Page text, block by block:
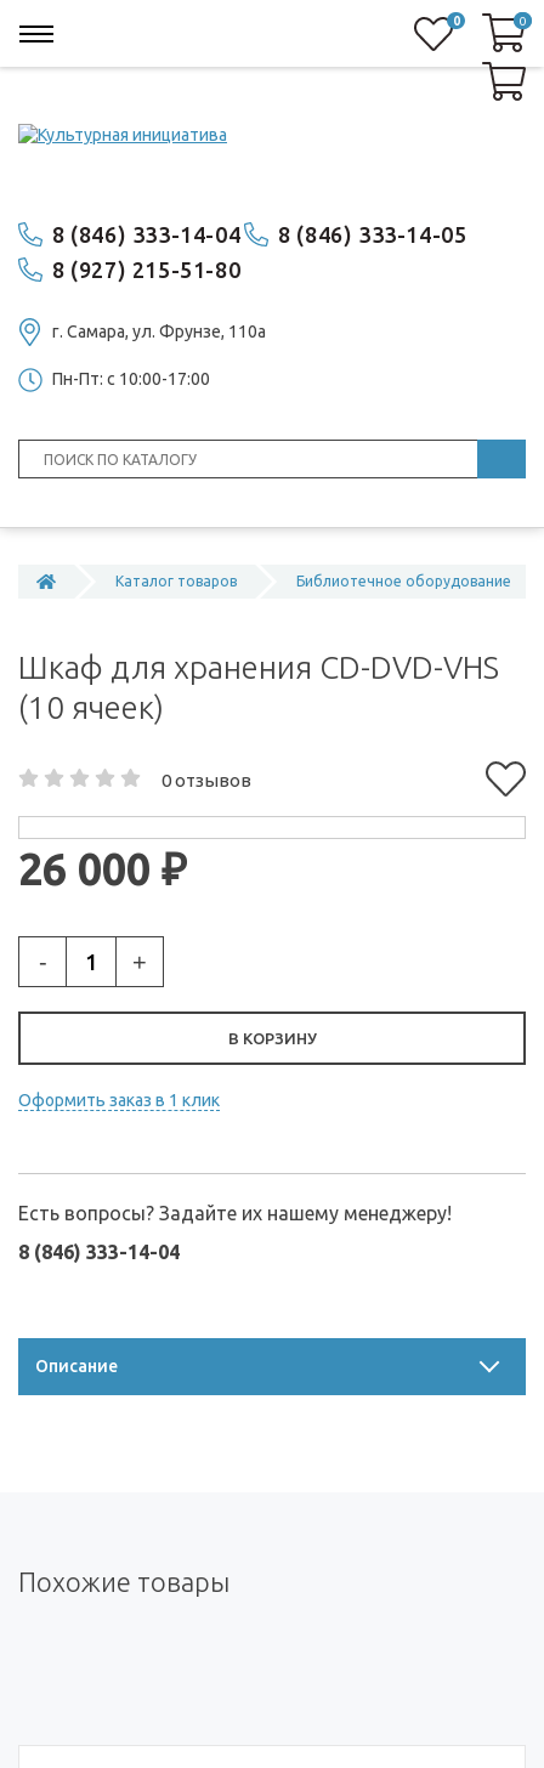
8 (846) 333-14-04
8 (846) 333-14-05
8 (927) 215-51-80
г. Самара, ул. ​Фрунзе, 110а
Пн-Пт: с 10:00-17:00
0 0
0
Каталог товаров Библиотечное оборудование
Шкаф для хранения CD-DVD-VHS
(10 ячеек)
0 отзывов
26 000 ₽
- +
В КОРЗИНУ
Оформить заказ в 1 клик
Есть вопросы? Задайте их нашему менеджеру!
8 (846) 333-14-04
Описание
Похожие товары